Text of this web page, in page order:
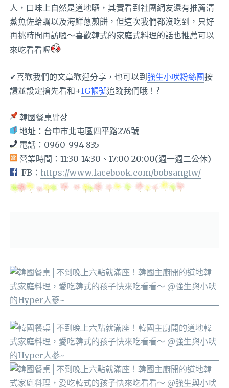
人，口味上自然是道地囉，其實看到社團網友還有推薦清
蒸魚佐蛤蠣以及海鮮蔥煎餅，但這次我們都沒吃到，只好
再挑時間再訪囉～喜歡韓式的家庭式料理的話也推薦可以
來吃看看喔
✔喜歡我們的文章歡迎分享，也可以到強生小吠粉絲團按
讚並設定搶先看和+IG帳號追蹤我們哦！?
韓國餐桌밥상
地址：台中市北屯區四平路276號
電話：0960-994 835
營業時間：11:30-14:30、17:00-20:00(週一週二公休)
FB： https://www.facebook.com/bobsangtw/